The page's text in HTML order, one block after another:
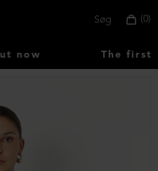
0
Søg
now The first